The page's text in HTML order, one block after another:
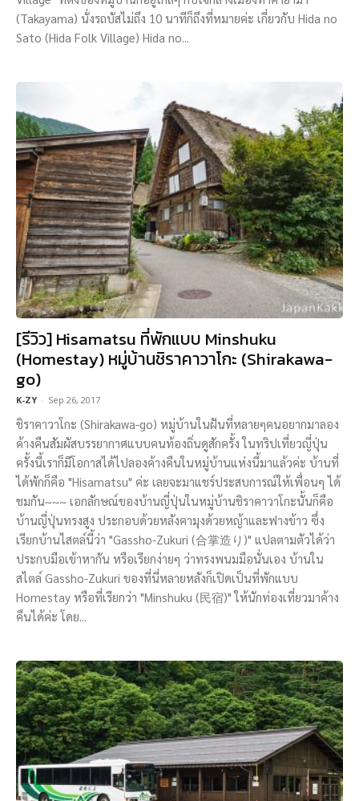
(Takayama) นั่งรถบัสไม่ถึง 10 นาทีก็ถึงที่หมายค่ะ เกี่ยวกับ Hida no
Sato (Hida Folk Village) Hida no...
[รีวิว] Hisamatsu ที่พักแบบ Minshuku
(Homestay) หมู่บ้านชิราคาวาโกะ (Shirakawa-
go)
K-ZY - Sep 26, 2017
ชิราคาวาโกะ (Shirakawa-go) หมู่บ้านในฝันที่หลายๆคนอยากมาลอง
ค้างคืนสัมผัสบรรยากาศแบบคนท้องถิ่นดูสักครั้ง ในทริปเที่ยวญี่ปุ่น
ครั้งนี้เราก็มีโอกาสได้ไปลองค้างคืนในหมู่บ้านแห่งนี้มาแล้วค่ะ บ้านที่
ได้พักก็คือ "Hisamatsu" ค่ะ เลยจะมาแชร์ประสบการณ์ให้เพื่อนๆ ได้
ชมกัน~~~ เอกลักษณ์ของบ้านญี่ปุ่นในหมู่บ้านชิราคาวาโกะนั้นก็คือ
บ้านญี่ปุ่นทรงสูง ประกอบด้วยหลังคามุงด้วยหญ้าและฟางข้าว ซึ่ง
เรียกบ้านไสตล์นี้ว่า "Gassho-Zukuri (合掌造り)" แปลตามตัวได้ว่า
ประกบมือเข้าหากัน หรือเรียกง่ายๆ ว่าทรงพนมมือนั่นเอง บ้านใน
สไตล์ Gassho-Zukuri ของที่นี่หลายหลังก็เปิดเป็นที่พักแบบ
Homestay หรือที่เรียกว่า "Minshuku (民宿)" ให้นักท่องเที่ยวมาค้าง
คืนได้ค่ะ โดย...